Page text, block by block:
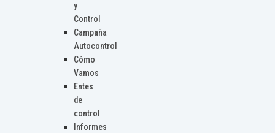
y
Control
Campaña
Autocontrol
Cómo
Vamos
Entes
de
control
Informes